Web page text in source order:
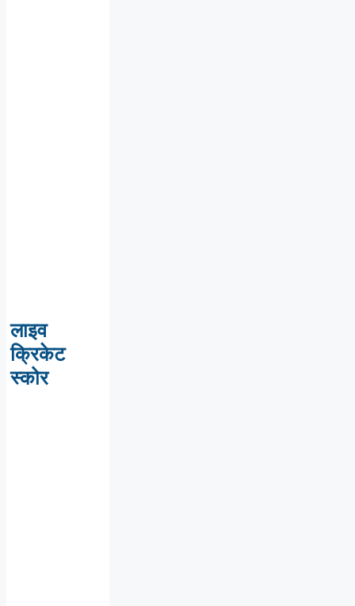
लाइव
क्रिकेट
स्कोर